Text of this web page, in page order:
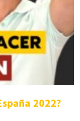
2022?